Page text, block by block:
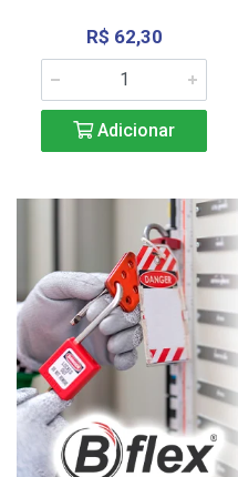
R$ 62,30
Adicionar